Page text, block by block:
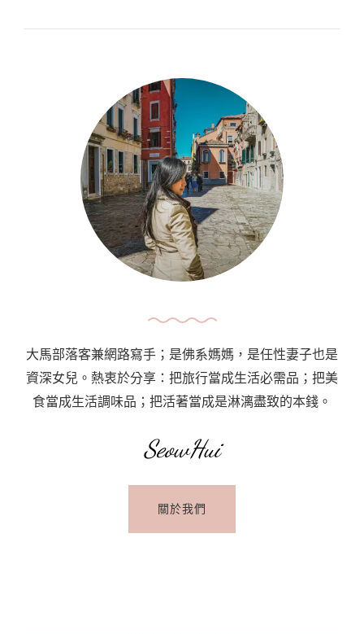
大馬部落客兼網路寫手；是佛系媽媽，是任性妻子也是
資深女兒。熱衷於分享：把旅行當成生活必需品；把美
食當成生活調味品；把活著當成是淋漓盡致的本錢。
SeowHui
關於我們